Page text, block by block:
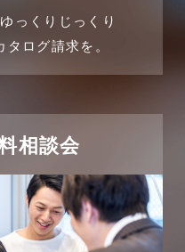
っくりじっくり
ログ請求を。
相談会